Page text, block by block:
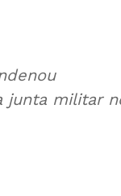
junta militar